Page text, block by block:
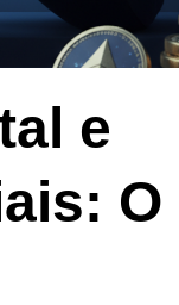
e
O